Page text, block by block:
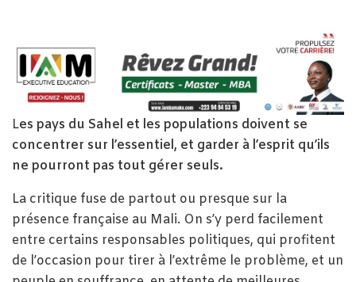
Les pays du Sahel et les populations doivent se
concentrer sur l’essentiel, et garder à l’esprit qu’ils
ne pourront pas tout gérer seuls.
La critique fuse de partout ou presque sur la
présence française au Mali. On s’y perd facilement
entre certains responsables politiques, qui profitent
de l’occasion pour tirer à l’extrême le problème, et un